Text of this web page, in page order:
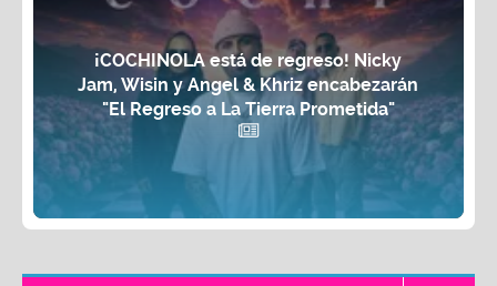
¡COCHINOLA está de regreso! Nicky
Jam, Wisin y Angel & Khriz encabezarán
"El Regreso a La Tierra Prometida"